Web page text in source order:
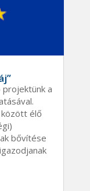
a
között élő
bővítése